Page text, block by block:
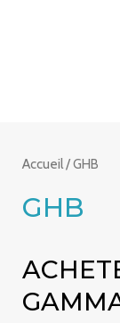
Accueil/ GHB
GHB